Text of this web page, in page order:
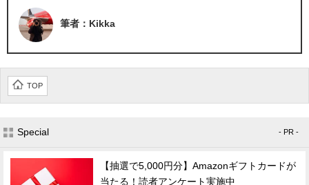
筆者：Kikka
TOP
Special - PR -
【抽選で5,000円分】Amazonギフトカードが
当たる！読者アンケート実施中